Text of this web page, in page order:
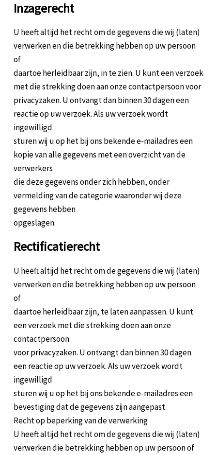
Inzagerecht
U heeft altijd het recht om de gegevens die wij (laten)
verwerken en die betrekking hebben op uw persoon
of
daartoe herleidbaar zijn, in te zien. U kunt een verzoek
met die strekking doen aan onze contactpersoon voor
privacyzaken. U ontvangt dan binnen 30 dagen een
reactie op uw verzoek. Als uw verzoek wordt
ingewilligd
sturen wij u op het bij ons bekende e-mailadres een
kopie van alle gegevens met een overzicht van de
verwerkers
die deze gegevens onder zich hebben, onder
vermelding van de categorie waaronder wij deze
gegevens hebben
opgeslagen.
Rectificatierecht
U heeft altijd het recht om de gegevens die wij (laten)
verwerken en die betrekking hebben op uw persoon
of
daartoe herleidbaar zijn, te laten aanpassen. U kunt
een verzoek met die strekking doen aan onze
contactpersoon
voor privacyzaken. U ontvangt dan binnen 30 dagen
een reactie op uw verzoek. Als uw verzoek wordt
ingewilligd
sturen wij u op het bij ons bekende e-mailadres een
bevestiging dat de gegevens zijn aangepast.
Recht op beperking van de verwerking
U heeft altijd het recht om de gegevens die wij (laten)
verwerken die betrekking hebben op uw persoon of